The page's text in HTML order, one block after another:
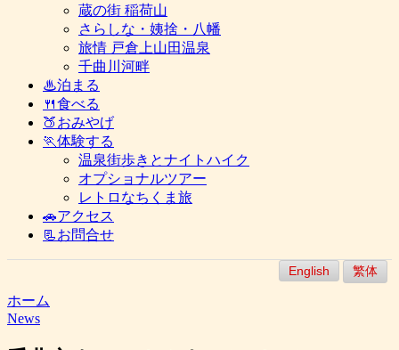
蔵の街 稲荷山
さらしな・姨捨・八幡
旅情 戸倉上山田温泉
千曲川河畔
♨泊まる
🍴食べる
🍑おみやげ
🏃体験する
温泉街歩きとナイトハイク
オプショナルツアー
レトロなちくま旅
🚗アクセス
📃お問合せ
English 繁体
ホーム
News